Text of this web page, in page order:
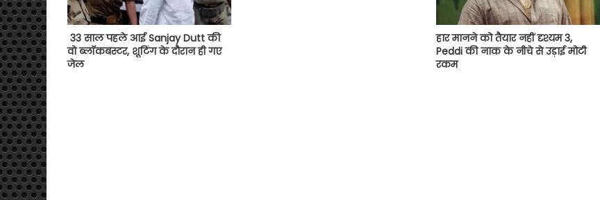
33 साल पहले आई Sanjay Dutt की
वो ब्लॉकबस्टर, शूटिंग के दौरान ही गए
जेल
हार मानने को तैयार नहीं दृश्यम 3,
Peddi की नाक के नीचे से उड़ाई मोटी
रकम